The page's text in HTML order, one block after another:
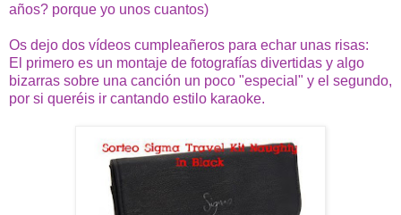
años? porque yo unos cuantos)
Os dejo dos vídeos cumpleañeros para echar unas risas:
El primero es un montaje de fotografías divertidas y algo
bizarras sobre una canción un poco "especial" y el segundo,
por si queréis ir cantando estilo karaoke.